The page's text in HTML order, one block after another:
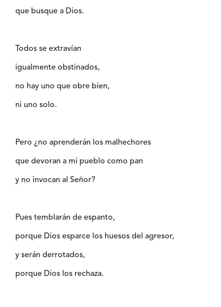
que busque a Dios.
Todos se extravían
igualmente obstinados,
no hay uno que obre bien,
ni uno solo.
Pero ¿no aprenderán los malhechores
que devoran a mi pueblo como pan
y no invocan al Señor?
Pues temblarán de espanto,
porque Dios esparce los huesos del agresor,
y serán derrotados,
porque Dios los rechaza.